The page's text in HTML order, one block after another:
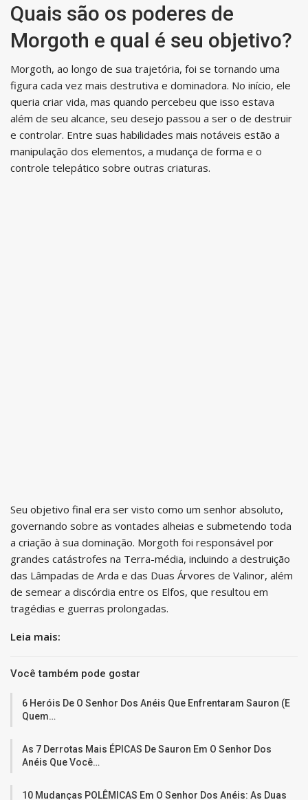
Quais são os poderes de
Morgoth e qual é seu objetivo?
Morgoth, ao longo de sua trajetória, foi se tornando uma
figura cada vez mais destrutiva e dominadora. No início, ele
queria criar vida, mas quando percebeu que isso estava
além de seu alcance, seu desejo passou a ser o de destruir
e controlar. Entre suas habilidades mais notáveis estão a
manipulação dos elementos, a mudança de forma e o
controle telepático sobre outras criaturas.
Seu objetivo final era ser visto como um senhor absoluto,
governando sobre as vontades alheias e submetendo toda
a criação à sua dominação. Morgoth foi responsável por
grandes catástrofes na Terra-média, incluindo a destruição
das Lâmpadas de Arda e das Duas Árvores de Valinor, além
de semear a discórdia entre os Elfos, que resultou em
tragédias e guerras prolongadas.
Leia mais:
Você também pode gostar
6 Heróis De O Senhor Dos Anéis Que Enfrentaram Sauron (e
Quem…
As 7 Derrotas Mais ÉPICAS De Sauron Em O Senhor Dos
Anéis Que Você…
10 Mudanças POLÊMICAS Em O Senhor Dos Anéis: As Duas